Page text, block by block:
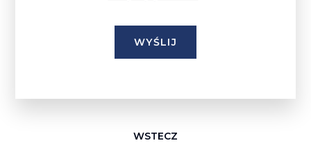
WSTECZ